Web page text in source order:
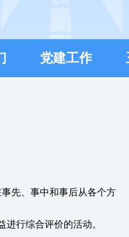
党建工作
先、事中和事后从各个方
进行综合评价的活动。